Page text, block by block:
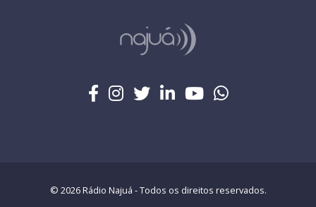
© 2026 Rádio Najuá - Todos os direitos reservados.